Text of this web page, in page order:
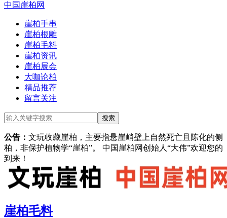
中国崖柏网
崖柏手串
崖柏根雕
崖柏毛料
崖柏资讯
崖柏展会
大咖论柏
精品推荐
留言关注
公告： 文玩收藏崖柏，主要指悬崖峭壁上自然死亡且陈化的侧
柏，非保护植物学“崖柏”。 中国崖柏网创始人“大伟”欢迎您的
到来！
崖柏毛料